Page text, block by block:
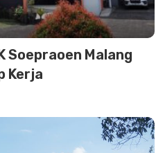
Soepraoen Malang
Kerja